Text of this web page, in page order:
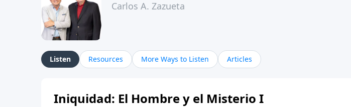
Carlos A. Zazueta
Listen Resources More Ways to Listen Articles
Iniquidad: El Hombre y el Misterio I